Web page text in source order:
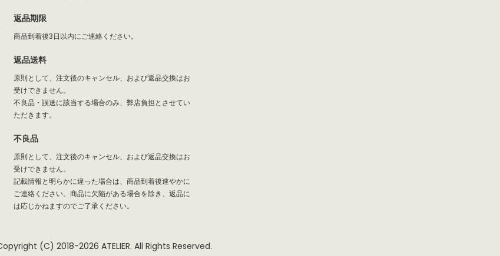
返品期限
商品到着後3日以内にご連絡ください。
返品送料
原則として、注文後のキャンセル、および返品交換はお
受けできません。
不良品・誤送に該当する場合のみ、弊店負担とさせてい
ただきます。
不良品
原則として、注文後のキャンセル、および返品交換はお
受けできません。
記載情報と明らかに違った場合は、商品到着後速やかに
ご連絡ください。商品に欠陥がある場合を除き、返品に
は応じかねますのでご了承ください。
(C) 2018-2026 ATELIER. All Rights Reserved.